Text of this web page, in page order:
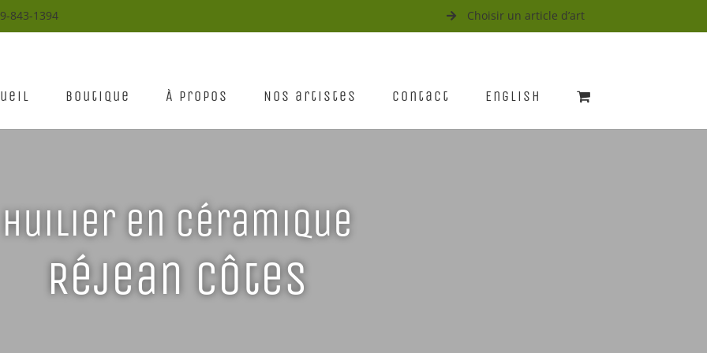
843-1394 Choisir un article d’art
Boutique À propos Nos artistes Contact English
Huilier en céramique
Réjean Côtes